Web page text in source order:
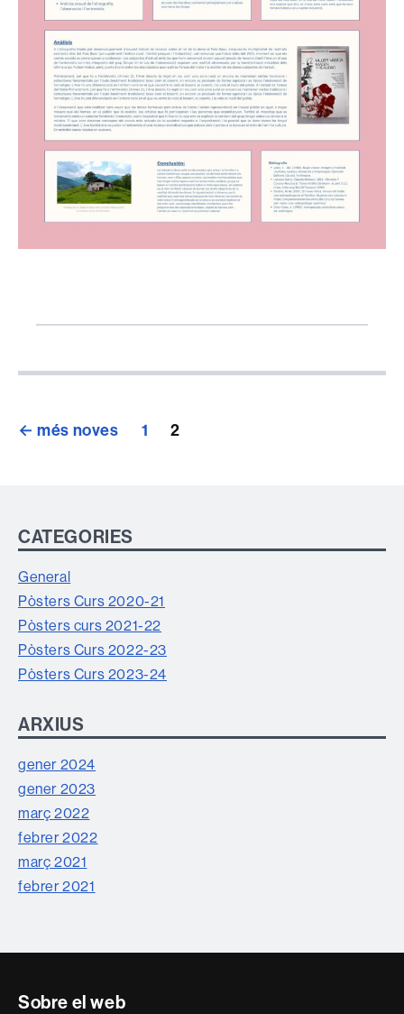
Paginació
← més noves 1 2
CATEGORIES
General
Pòsters Curs 2020-21
Pòsters curs 2021-22
Pòsters Curs 2022-23
Pòsters Curs 2023-24
ARXIUS
gener 2024
gener 2023
març 2022
febrer 2022
març 2021
febrer 2021
Contacte
Sobre el web